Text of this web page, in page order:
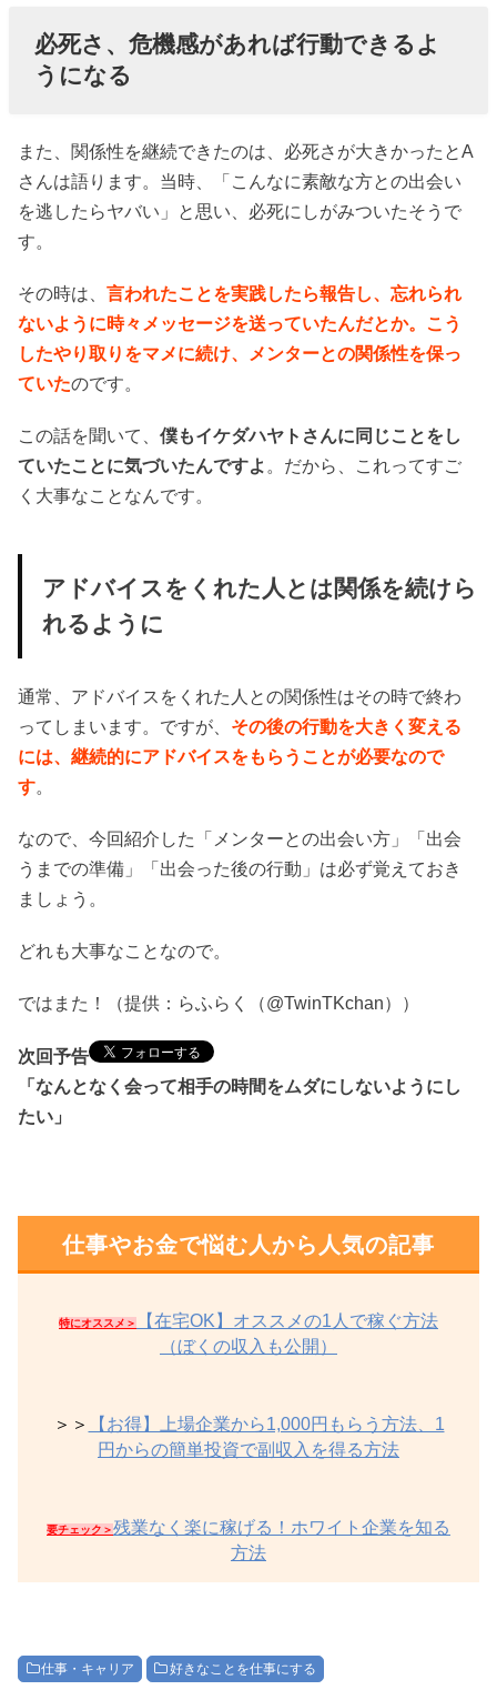
必死さ、危機感があれば行動できるよ
うになる
また、関係性を継続できたのは、必死さが大きかったとA
さんは語ります。当時、「こんなに素敵な方との出会い
を逃したらヤバい」と思い、必死にしがみついたそうで
す。
その時は、言われたことを実践したら報告し、忘れられ
ないように時々メッセージを送っていたんだとか。こう
したやり取りをマメに続け、メンターとの関係性を保っ
ていたのです。
この話を聞いて、僕もイケダハヤトさんに同じことをし
ていたことに気づいたんですよ。だから、これってすご
く大事なことなんです。
アドバイスをくれた人とは関係を続けら
れるように
通常、アドバイスをくれた人との関係性はその時で終わ
ってしまいます。ですが、 その後の行動を大きく変える
には、継続的にアドバイスをもらうことが必要なので
す。
なので、今回紹介した「メンターとの出会い方」「出会
うまでの準備」「出会った後の行動」は必ず覚えておき
ましょう。
どれも大事なことなので。
ではまた！（提供：らふらく（@TwinTKchan））
次回予告
「なんとなく会って相手の時間をムダにしないようにし
たい」
仕事やお金で悩む人から人気の記事
特にオススメ＞
【在宅OK】オススメの1人で稼ぐ方法
（ぼくの収入も公開）
＞＞
【お得】上場企業から1,000円もらう方法、1
円からの簡単投資で副収入を得る方法
要チェック＞残業なく楽に稼げる！ホワイト企業を知る
方法
仕事・キャリア 好きなことを仕事にする